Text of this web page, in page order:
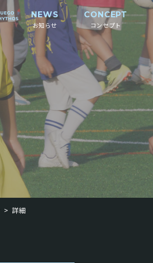
NEWS
お知らせ
CONCEPT
コンセプト
> 詳細